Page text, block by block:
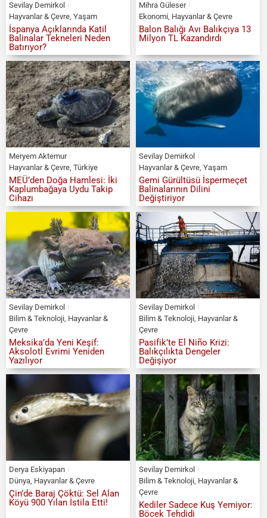
Sevilay Demirkol
Hayvanlar & Çevre, Yaşam
İspanya Açıklarında Katil
Balinalar Tekneleri Neden
Batırıyor?
Mihra Güleser
Ekonomi, Hayvanlar & Çevre
Balon Balığı Avı Balıkçıya 13
Milyon TL Kazandırdı
Meryem Aktemur
Hayvanlar & Çevre, Türkiye
MEÜ’den Doğa Hamlesi: İki
Kaplumbağaya Uydu Takip
Cihazı
Sevilay Demirkol
Hayvanlar & Çevre, Yaşam
Gemi Gürültüsü İspermeçet
Balinalarının Dilini
Değiştiriyor
Sevilay Demirkol
Bilim & Teknoloji, Hayvanlar &
Çevre
Meksika’da Yeni Keşif:
Aksolotl Evrimi Yeniden
Yazılıyor
Sevilay Demirkol
Bilim & Teknoloji, Hayvanlar &
Çevre
Pasifik’te El Niño Krizi:
Balıkçılıkta Dengeler
Değişiyor
Derya Eskiyapan
Dünya, Hayvanlar & Çevre
Çin’de Baraj Çöktü: Sel Alan
Köyü 900 Yılan İstila Etti!
Sevilay Demirkol
Bilim & Teknoloji, Hayvanlar &
Çevre
Kediler Sadece Kuş Yemiyor:
Böcek Tehdidi